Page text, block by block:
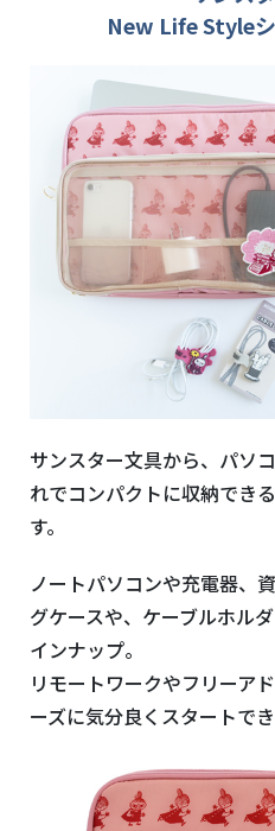
New Life Styleシ
サンスター文具から、パソ
れでコンパクトに収納でき
す。
ノートパソコンや充電器、
グケースや、ケーブルホル
インナップ。
リモートワークやフリーア
ーズに気分良くスタートで